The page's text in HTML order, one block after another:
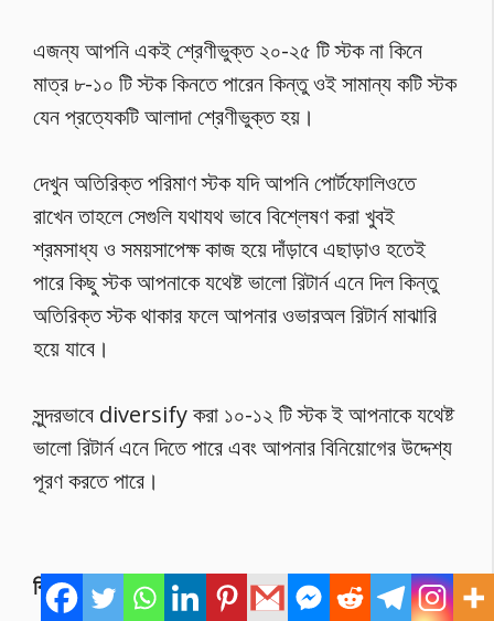
এজন্য আপনি একই শ্রেণীভুক্ত ২০-২৫ টি স্টক না কিনে
মাত্র ৮-১০ টি স্টক কিনতে পারেন কিন্তু ওই সামান্য কটি স্টক
যেন প্রত্যেকটি আলাদা শ্রেণীভুক্ত হয়।
দেখুন অতিরিক্ত পরিমাণ স্টক যদি আপনি পোর্টফোলিওতে
রাখেন তাহলে সেগুলি যথাযথ ভাবে বিশ্লেষণ করা খুবই
শ্রমসাধ্য ও সময়সাপেক্ষ কাজ হয়ে দাঁড়াবে এছাড়াও হতেই
পারে কিছু স্টক আপনাকে যথেষ্ট ভালো রিটার্ন এনে দিল কিন্তু
অতিরিক্ত স্টক থাকার ফলে আপনার ওভারঅল রিটার্ন মাঝারি
হয়ে যাবে।
সুন্দরভাবে diversify করা ১০-১২ টি স্টক ই আপনাকে যথেষ্ট
ভালো রিটার্ন এনে দিতে পারে এবং আপনার বিনিয়োগের উদ্দেশ্য
পূরণ করতে পারে।
বিনিয়োগকারীদের মধ্যে থাকা আরো কিছু ভুল ধারণা হলো